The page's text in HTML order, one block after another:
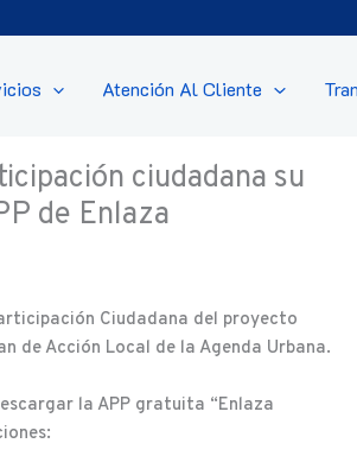
Atención Al Cliente
ciudadana su
de Enlaza
Ciudadana del proyecto
de Acción Local de la Agenda Urbana.
la APP gratuita “Enlaza